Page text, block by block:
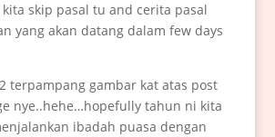
skip pasal tu and cerita pasal
yang akan datang dalam few days
terpampang gambar kat atas post
nye..hehe…hopefully tahun ni kita
ibadah puasa dengan